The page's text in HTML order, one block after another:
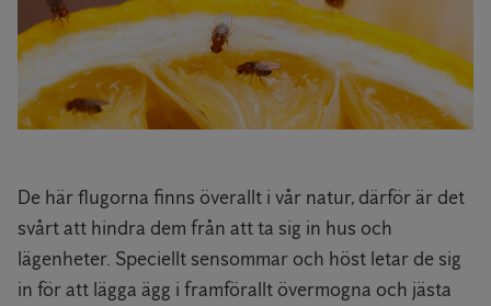
De här flugorna finns överallt i vår natur, därför är det
svårt att hindra dem från att ta sig in hus och
lägenheter. Speciellt sensommar och höst letar de sig
in för att lägga ägg i framförallt övermogna och jästa